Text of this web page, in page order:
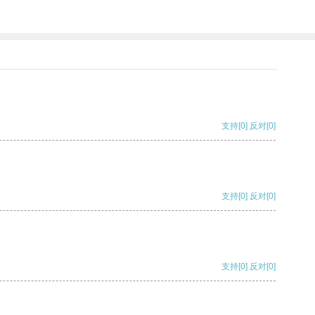
支持[0] 反对[0]
支持[0] 反对[0]
支持[0] 反对[0]